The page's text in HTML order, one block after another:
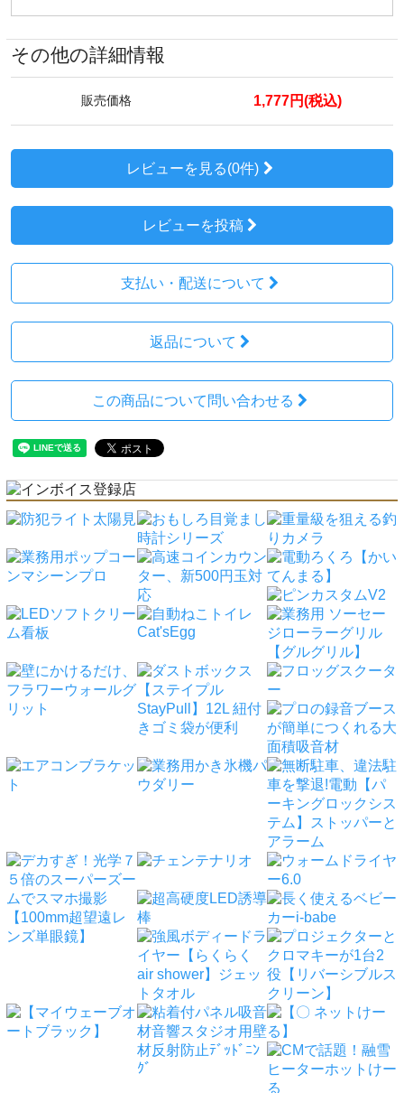
その他の詳細情報
販売価格 1,777円(税込)
レビューを見る(0件)
レビューを投稿
支払い・配送について
返品について
この商品について問い合わせる